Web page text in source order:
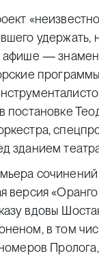
—
постановке
зданием
версия
вдовы
в том